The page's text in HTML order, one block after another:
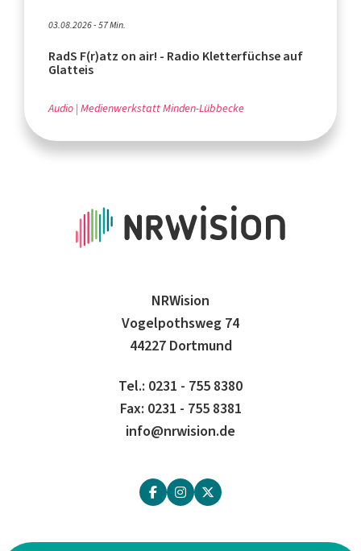
03.08.2026 - 57 Min.
RadS F(r)atz on air! - Radio Kletterfüchse auf
Glatteis
Audio Medienwerkstatt Minden-Lübbecke
NRWision
Vogelpothsweg 74
44227 Dortmund
Tel.: 0231 - 755 8380
Fax: 0231 - 755 8381
info@nrwision.de